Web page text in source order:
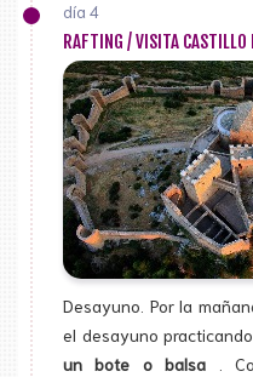
día 4
RAFTING / VISITA CASTILLO
Desayuno. Por la
el desayuno practicando
un bote o balsa .